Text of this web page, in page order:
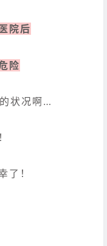
院后
险
状况啊…
了！